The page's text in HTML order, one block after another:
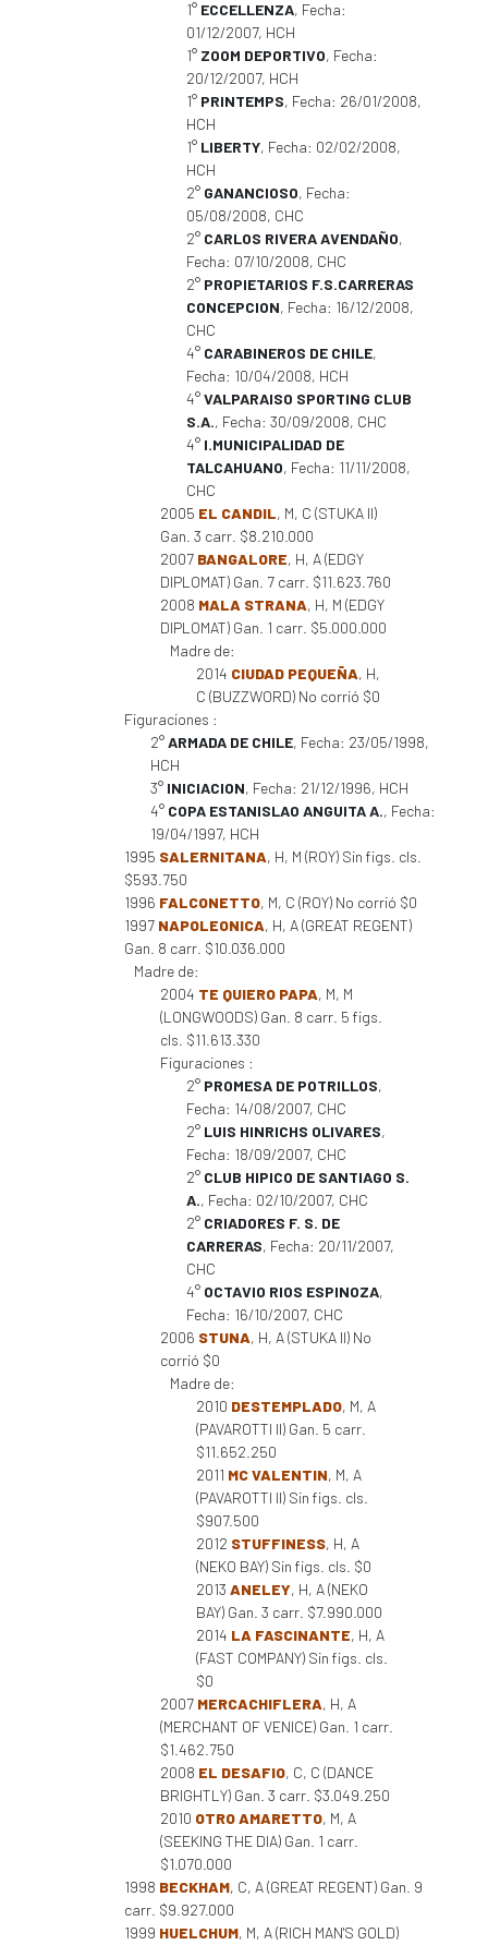
1° ECCELLENZA, Fecha:
01/12/2007, HCH
1° ZOOM DEPORTIVO, Fecha:
20/12/2007, HCH
1° PRINTEMPS, Fecha: 26/01/2008,
HCH
1° LIBERTY, Fecha: 02/02/2008,
HCH
2° GANANCIOSO, Fecha:
05/08/2008, CHC
2° CARLOS RIVERA AVENDAÑO,
Fecha: 07/10/2008, CHC
2° PROPIETARIOS F.S.CARRERAS
CONCEPCION, Fecha: 16/12/2008,
CHC
4° CARABINEROS DE CHILE,
Fecha: 10/04/2008, HCH
4°VALPARAISO SPORTING CLUB
S.A., Fecha: 30/09/2008, CHC
4° I.MUNICIPALIDAD DE
TALCAHUANO, Fecha: 11/11/2008,
CHC
2005 EL CANDIL, M, C (STUKA II)
Gan. 3 carr. $8.210.000
2007 BANGALORE, H, A (EDGY
DIPLOMAT) Gan. 7 carr. $11.623.760
2008 MALA STRANA, H, M (EDGY
DIPLOMAT) Gan. 1 carr. $5.000.000
Madre de:
2014 CIUDAD PEQUEÑA, H,
C (BUZZWORD) No corrió $0
Figuraciones :
2°ARMADA DE CHILE, Fecha: 23/05/1998,
HCH
3° INICIACION, Fecha: 21/12/1996, HCH
4° COPA ESTANISLAO ANGUITA A., Fecha:
19/04/1997, HCH
1995 SALERNITANA, H, M (ROY) Sin figs. cls.
$593.750
1996 FALCONETTO, M, C (ROY) No corrió $0
1997 NAPOLEONICA, H, A (GREAT REGENT)
Gan. 8 carr. $10.036.000
Madre de:
2004 TE QUIERO PAPA, M, M
(LONGWOODS) Gan. 8 carr. 5 figs.
cls. $11.613.330
Figuraciones :
2° PROMESA DE POTRILLOS,
Fecha: 14/08/2007, CHC
2° LUIS HINRICHS OLIVARES,
Fecha: 18/09/2007, CHC
2° CLUB HIPICO DE SANTIAGO S.
A., Fecha: 02/10/2007, CHC
2° CRIADORES F. S. DE
CARRERAS, Fecha: 20/11/2007,
CHC
4° OCTAVIO RIOS ESPINOZA,
Fecha: 16/10/2007, CHC
2006 STUNA, H, A (STUKA II) No
corrió $0
Madre de:
2010 DESTEMPLADO, M, A
(PAVAROTTI II) Gan. 5 carr.
$11.652.250
2011 MC VALENTIN, M, A
(PAVAROTTI II) Sin figs. cls.
$907.500
2012 STUFFINESS, H, A
(NEKO BAY) Sin figs. cls. $0
2013 ANELEY, H, A (NEKO
BAY) Gan. 3 carr. $7.990.000
2014 LA FASCINANTE, H, A
(FAST COMPANY) Sin figs. cls.
$0
2007 MERCACHIFLERA, H, A
(MERCHANT OF VENICE) Gan. 1 carr.
$1.462.750
2008 EL DESAFIO, C, C (DANCE
BRIGHTLY) Gan. 3 carr. $3.049.250
2010 OTRO AMARETTO, M, A
(SEEKING THE DIA) Gan. 1 carr.
$1.070.000
1998 BECKHAM, C, A (GREAT REGENT) Gan. 9
carr. $9.927.000
1999 HUELCHUM, M, A (RICH MAN'S GOLD)